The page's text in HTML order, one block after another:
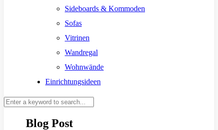
Sideboards & Kommoden
Sofas
Vitrinen
Wandregal
Wohnwände
Einrichtungsideen
Blog Post